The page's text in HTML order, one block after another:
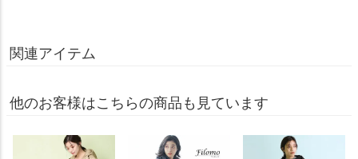
関連アイテム
他のお客様はこちらの商品も見ています